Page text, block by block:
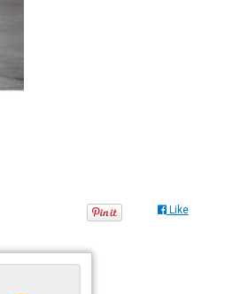
Like